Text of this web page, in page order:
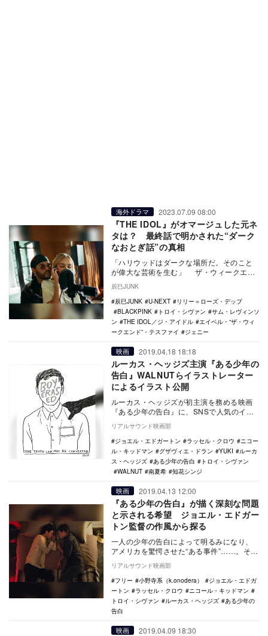
海外ドラマ 2023.07.09 08:00
『THE IDOL』がオマージュした元ネ
タは？ 最終話で明かされた“ダーク
なおとぎ話”の真相
「ハリウッドはダークな場所だ。そのこと
が偉大な芸術を生む」 ザ・ウィークエン
マ『THE…
辰巳JUNK
辰巳JUNK
U-NEXT
リリー＝ローズ・デップ
BLACKPINK
トロイ・シヴァン
サム・レヴィンソ
ン
THE IDOL／ジ・アイドル
エイベル・“ザ・ウィ
ークエンド”・テスファイ
ジェニー
映画 2019.04.18 18:18
ルーカス・ヘッジズ主演『ある少年の
告白』WALNUTらイラストレーター
によるイラスト公開
ルーカス・ヘッジズが初主演を務める映画
『ある少年の告白』に、SNSで人気のイラ
ストレーターがイラストを寄せた。 本作
は、20…
リアルサウンド映画部
ジョエル・エドガートン
ラッセル・クロウ
ニコー
ル・キッドマン
グザヴィエ・ドラン YUKI
ルーカ
ス・ヘッジズ
ある少年の告白
トロイ・シヴァン
WALNUT
南夏希 知花シンジ
映画 2019.04.13 12:00
『ある少年の告白』が描く深刻な問題
と示される希望 ジョエル・エドガー
トン監督の作風から探る
一人の少年の告白によって明るみになり、
アメリカを驚愕させた“ある事件”……。それ
は、一部の教会が神の名のもとに、人間性
を強制的に…
リアルサウンド映画部
フリー
小野寺系（k.onodera）
ジョエル・エドガ
ートン
ラッセル・クロウ
ニコール・キッドマン
トロイ・シヴァン
ルーカス・ヘッジズ
ある少年の
告白
映画 2019.04.09 18:30